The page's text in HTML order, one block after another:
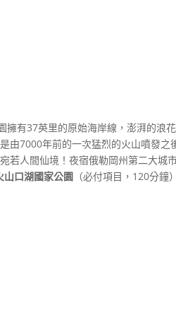
有37英里的原始海岸線，澎湃的浪
由7000年前的一次猛烈的火山噴發
若人間仙境！夜宿俄勒岡州第二大
口湖國家公園 （必付項目，120分鐘